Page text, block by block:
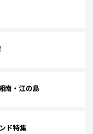
南・江の島
ド特集